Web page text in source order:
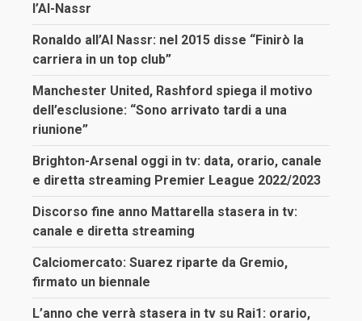
l’Al-Nassr
Ronaldo all’Al Nassr: nel 2015 disse “Finirò la
carriera in un top club”
Manchester United, Rashford spiega il motivo
dell’esclusione: “Sono arrivato tardi a una
riunione”
Brighton-Arsenal oggi in tv: data, orario, canale
e diretta streaming Premier League 2022/2023
Discorso fine anno Mattarella stasera in tv:
canale e diretta streaming
Calciomercato: Suarez riparte da Gremio,
firmato un biennale
L’anno che verrà stasera in tv su Rai1: orario,